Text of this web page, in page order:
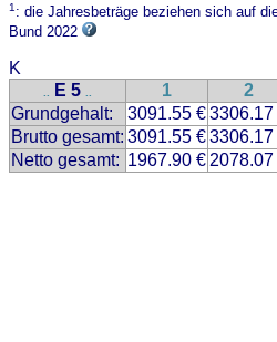
1: die Jahresbeträge beziehen sich auf
Bund 2022
K
.. E 5 .. 1 2
Grundgehalt:
3091.55 €3306.17
Brutto gesamt: 3091.55 €3306.17
Netto gesamt: 1967.90 € 2078.07